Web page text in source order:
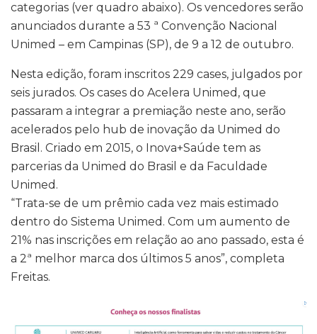
categorias (ver quadro abaixo). Os vencedores serão
anunciados durante a 53 ª Convenção Nacional
Unimed – em Campinas (SP), de 9 a 12 de outubro.
Nesta edição, foram inscritos 229 cases, julgados por
seis jurados. Os cases do Acelera Unimed, que
passaram a integrar a premiação neste ano, serão
acelerados pelo hub de inovação da Unimed do
Brasil. Criado em 2015, o Inova+Saúde tem as
parcerias da Unimed do Brasil e da Faculdade
Unimed.
“Trata-se de um prêmio cada vez mais estimado
dentro do Sistema Unimed. Com um aumento de
21% nas inscrições em relação ao ano passado, esta é
a 2ª melhor marca dos últimos 5 anos”, completa
Freitas.